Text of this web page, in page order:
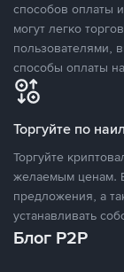
способов оплаты
могут легко
пользователями,
способы оплаты
Торгуйте по
Торгуйте
желаемым ценам.
предложения, а
устанавливать
Блог P2P